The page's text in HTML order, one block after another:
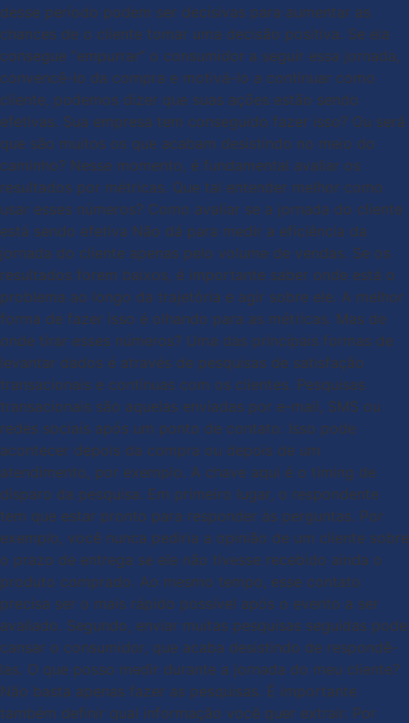
desse período podem ser decisivas para aumentar as
chances de o cliente tomar uma decisão positiva. Se ela
consegue “empurrar” o consumidor a seguir essa jornada,
convencê-lo da compra e motivá-lo a continuar como
cliente, podemos dizer que suas ações estão sendo
efetivas. Sua empresa tem conseguido fazer isso? Ou será
que são muitos os que acabam desistindo no meio do
caminho? Nesse momento, é fundamental avaliar os
resultados por métricas. Que tal entender melhor como
usar esses números? Como avaliar se a jornada do cliente
está sendo efetiva Não dá para medir a eficiência da
jornada do cliente apenas pelo volume de vendas. Se os
resultados forem baixos, é importante saber onde está o
problema ao longo da trajetória e agir sobre ele. A melhor
forma de fazer isso é olhando para as métricas. Mas de
onde tirar esses números? Uma das principais formas de
levantar dados é através de pesquisas de satisfação
transacionais e contínuas com os clientes. Pesquisas
transacionais são aquelas enviadas por e-mail, SMS ou
redes sociais após um ponto de contato. Isso pode
acontecer depois da compra ou depois de um
atendimento, por exemplo. A chave aqui é o timing de
disparo da pesquisa. Em primeiro lugar, o respondente
tem que estar pronto para responder às perguntas. Por
exemplo, você nunca pediria a opinião de um cliente sobre
o prazo de entrega se ele não tivesse recebido ainda o
produto comprado. Ao mesmo tempo, esse contato
precisa ser o mais rápido possível após o evento a ser
avaliado. Segundo, enviar muitas pesquisas seguidas pode
cansar o consumidor, que acaba desistindo de respondê-
las. O que posso medir durante a jornada do meu cliente?
Não basta apenas fazer as pesquisas. É importante
também definir qual informação você quer extrair. Por